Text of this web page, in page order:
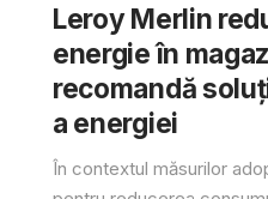
Leroy Merlin
energie în
recomandă
a energiei
În contextul măsurilor